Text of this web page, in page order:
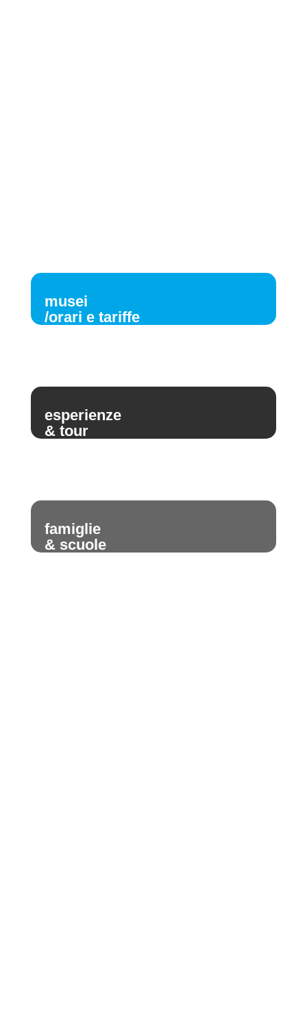
musei
/orari e tariffe
esperienze
& tour
famiglie
& scuole